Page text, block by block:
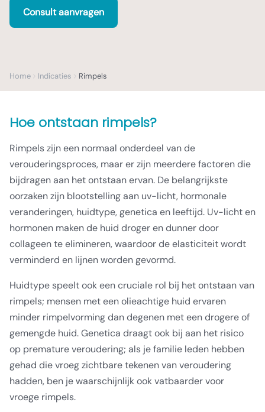
Consult aanvragen
Home Indicaties Rimpels
Hoe ontstaan rimpels?
Rimpels zijn een normaal onderdeel van de
verouderingsproces, maar er zijn meerdere factoren die
bijdragen aan het ontstaan ervan. De belangrijkste
oorzaken zijn blootstelling aan uv-licht, hormonale
veranderingen, huidtype, genetica en leeftijd. Uv-licht en
hormonen maken de huid droger en dunner door
collageen te elimineren, waardoor de elasticiteit wordt
verminderd en lijnen worden gevormd.
Huidtype speelt ook een cruciale rol bij het ontstaan van
rimpels; mensen met een olieachtige huid ervaren
minder rimpelvorming dan degenen met een drogere of
gemengde huid. Genetica draagt ​​ook bij aan het risico
op premature veroudering; als je familie leden hebben
gehad die vroeg zichtbare tekenen van veroudering
hadden, ben je waarschijnlijk ook vatbaarder voor
vroege rimpels.